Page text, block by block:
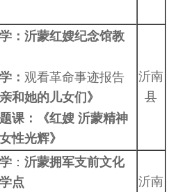
：沂蒙红嫂纪念馆教
： 观看革命事迹报告
和她的儿女们》
课：《红嫂 沂蒙精神
性光辉》
沂南
县
： 沂蒙拥军支前文化
点
沂南